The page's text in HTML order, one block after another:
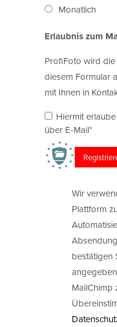
Monatlich
Erlaubnis zum
ProfiFoto wird
diesem Formular
mit Ihnen in
Hiermit
über E-Mail*
Wir
Plattform
bestätigen
MailChimp